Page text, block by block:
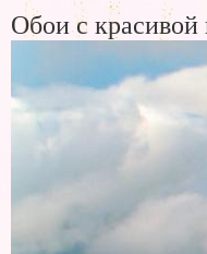
Обои с красивой